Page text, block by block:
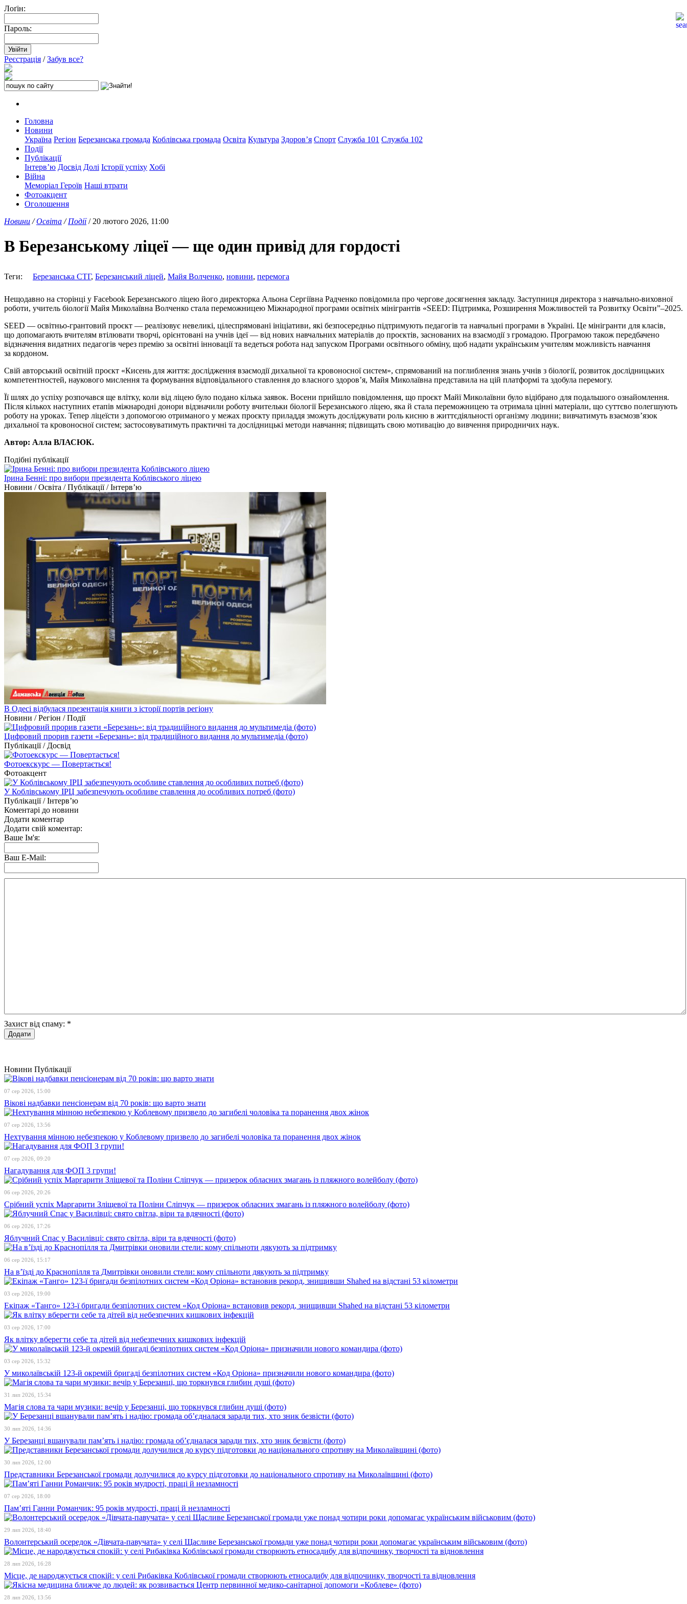
Лоґін:
Пароль:
Реєстрація /Забув все?
Головна
Новини
Україна Регіон Березанська громада Коблівська громада Освіта Культура Здоров’я Спорт Служба 101 Служба 102
Події
Публікації
Інтерв’ю Досвід Долі Історії успіху Хобі
Війна
Меморіал Героїв Наші втрати
Фотоакцент
Оголошення
Новини /Освіта /Події/ 20 лютого 2026, 11:00
В Березанському ліцеї — ще один привід для гордості
Теги: Березанська СТГ, Березанський ліцей, Майя Волченко, новини, перемога
Нещодавно на сторінці у Facebook Березанського ліцею його директорка Альона Сергіївна Радченко повідомила про чергове досягнення закладу. Заступниця директора з навчально-виховної
роботи, учитель біології Майя Миколаївна Волченко стала переможницею Міжнародної програми освітніх мінігрантів «SEED: Підтримка, Розширення Можливостей та Розвитку Освіти”–2025.
SEED — освітньо-грантовий проєкт — реалізовує невеликі, цілеспрямовані ініціативи, які безпосередньо підтримують педагогів та навчальні програми в Україні. Це мінігранти для класів,
що допомагають вчителям втілювати творчі, орієнтовані на учнів ідеї — від нових навчальних матеріалів до проєктів, заснованих на взаємодії з громадою. Програмою також передбачено
відзначення видатних педагогів через премію за освітні інновації та ведеться робота над запуском Програми освітнього обміну, щоб надати українським учителям можливість навчання
за кордоном.
Свій авторський освітній проєкт «Кисень для життя: дослідження взаємодії дихальної та кровоносної систем», спрямований на поглиблення знань учнів з біології, розвиток дослідницьких
компетентностей, наукового мислення та формування відповідального ставлення до власного здоров’я, Майя Миколаївна представила на цій платформі та здобула перемогу.
Її шлях до успіху розпочався ще влітку, коли від ліцею було подано кілька заявок. Восени прийшло повідомлення, що проєкт Майї Миколаївни було відібрано для подальшого ознайомлення.
Після кількох наступних етапів міжнародні донори відзначили роботу вчительки біології Березанського ліцею, яка й стала переможницею та отримала цінні матеріали, що суттєво полегшують
роботу на уроках. Тепер ліцеїсти з допомогою отриманого у межах проєкту приладдя зможуть досліджувати роль кисню в життєдіяльності організму людини; вивчатимуть взаємозв’язок
дихальної та кровоносної систем; застосовуватимуть практичні та дослідницькі методи навчання; підвищать свою мотивацію до вивчення природничих наук.
Автор: Алла ВЛАСЮК.
Подібні публікації
Ірина Бенні: про вибори президента Коблівського ліцею
Новини / Освіта / Публікації / Інтерв’ю
В Одесі відбулася презентація книги з історії портів регіону
Новини / Регіон / Події
Цифровий прорив газети «Березань»: від традиційного видання до мультимедіа (фото)
Публікації / Досвід
Фотоекскурс — Повертається!
Фотоакцент
У Коблівському ІРЦ забезпечують особливе ставлення до особливих потреб (фото)
Публікації / Інтерв’ю
Коментарі до новини
Додати коментар
Додати свій коментар:
Ваше Ім'я:
Ваш E-Mail:
Захист від спаму: *
Новини Публікації
07 сер 2026, 15:00
Вікові надбавки пенсіонерам від 70 років: що варто знати
07 сер 2026, 13:56
Нехтування мінною небезпекою у Коблевому призвело до загибелі чоловіка та поранення двох жінок
07 сер 2026, 09:20
Нагадування для ФОП 3 групи!
06 сер 2026, 20:26
Срібний успіх Маргарити Зліщевої та Поліни Сліпчук — призерок обласних змагань із пляжного волейболу (фото)
06 сер 2026, 17:26
Яблучний Спас у Василівці: свято світла, віри та вдячності (фото)
06 сер 2026, 15:17
На в’їзді до Краснопілля та Дмитрівки оновили стели: кому спільноти дякують за підтримку
03 сер 2026, 19:00
Екіпаж «Танго» 123-ї бригади безпілотних систем «Код Оріона» встановив рекорд, знищивши Shahed на відстані 53 кілометри
03 сер 2026, 17:00
Як влітку вберегти себе та дітей від небезпечних кишкових інфекцій
03 сер 2026, 15:32
У миколаївській 123-й окремій бригаді безпілотних систем «Код Оріона» призначили нового командира (фото)
31 лип 2026, 15:34
Магія слова та чари музики: вечір у Березанці, що торкнувся глибин душі (фото)
30 лип 2026, 14:36
У Березанці вшанували пам’ять і надію: громада об’єдналася заради тих, хто зник безвісти (фото)
30 лип 2026, 12:00
Представники Березанської громади долучилися до курсу підготовки до національного спротиву на Миколаївщині (фото)
07 сер 2026, 18:00
Пам’яті Ганни Романчик: 95 років мудрості, праці й незламності
29 лип 2026, 18:40
Волонтерський осередок «Дівчата-павучата» у селі Щасливе Березанської громади уже понад чотири роки допомагає українським військовим (фото)
28 лип 2026, 16:28
Місце, де народжується спокій: у селі Рибаківка Коблівської громади створюють етносадибу для відпочинку, творчості та відновлення
28 лип 2026, 13:56